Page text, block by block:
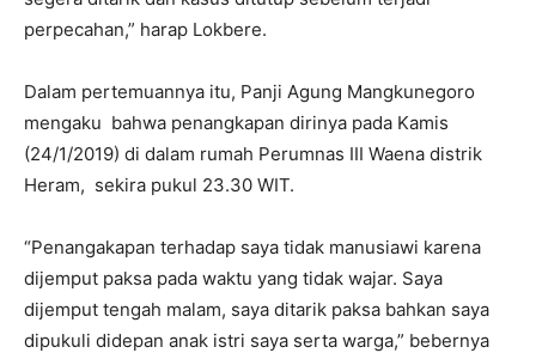
perpecahan,” harap Lokbere.
Dalam pertemuannya itu, Panji Agung Mangkunegoro
mengaku bahwa penangkapan dirinya pada Kamis
(24/1/2019) di dalam rumah Perumnas III Waena distrik
Heram, sekira pukul 23.30 WIT.
“Penangakapan terhadap saya tidak manusiawi karena
dijemput paksa pada waktu yang tidak wajar. Saya
dijemput tengah malam, saya ditarik paksa bahkan saya
dipukuli didepan anak istri saya serta warga,” bebernya